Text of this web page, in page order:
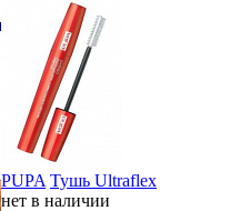
PUPA Тушь Ultraflex
нет в наличии